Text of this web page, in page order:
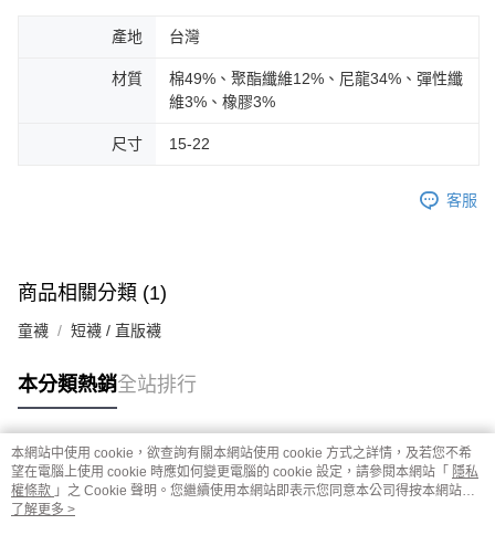
產地 台灣
材質
棉49%、聚酯纖維12%、尼龍34%、彈性纖
維3%、橡膠3%
尺寸 15-22
客服
商品相關分類 (1)
童襪 短襪 / 直版襪
本分類熱銷全站排行
熱門標籤
本網站中使用 cookie，欲查詢有關本網站使用 cookie 方式之詳情，及若您不希
望在電腦上使用 cookie 時應如何變更電腦的 cookie 設定，請參閱本網站「 隱私
權條款 」之 Cookie 聲明。您繼續使用本網站即表示您同意本公司得按本網站使
用條款之 Cookie 聲明使用 cookie。
了解更多 >